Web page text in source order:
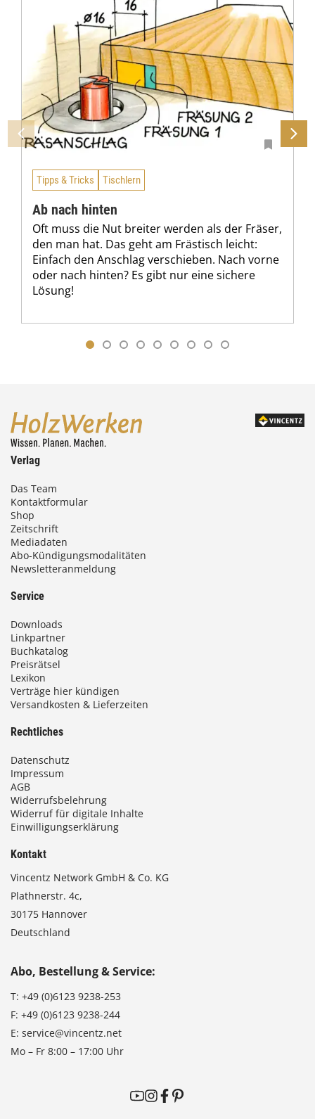
Tipps & Tricks Tischlern
Ab nach hinten
Oft muss die Nut breiter werden als der Fräser,
den man hat. Das geht am Frästisch leicht:
Einfach den Anschlag verschieben. Nach vorne
oder nach hinten? Es gibt nur eine sichere
Lösung!
Verlag
Das Team
Kontaktformular
Shop
Zeitschrift
Mediadaten
Abo-Kündigungsmodalitäten
Newsletteranmeldung
Service
Downloads
Linkpartner
Buchkatalog
Preisrätsel
Lexikon
Verträge hier kündigen
Versandkosten & Lieferzeiten
Rechtliches
Datenschutz
Impressum
AGB
Widerrufsbelehrung
Widerruf für digitale Inhalte
Einwilligungserklärung
Kontakt
Vincentz Network GmbH & Co. KG
Plathnerstr. 4c,
30175 Hannover
Deutschland
Abo, Bestellung & Service:
T: +49 (0)6123 9238-253
F: +49 (0)6123 9238-244
E: service@vincentz.net
Mo – Fr 8:00 – 17:00 Uhr